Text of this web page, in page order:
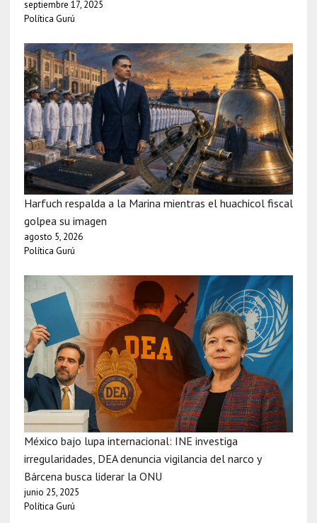
septiembre 17, 2025
Política Gurú
Harfuch respalda a la Marina mientras el huachicol fiscal
golpea su imagen
agosto 5, 2026
Política Gurú
México bajo lupa internacional: INE investiga
irregularidades, DEA denuncia vigilancia del narco y
Bárcena busca liderar la ONU
junio 25, 2025
Política Gurú